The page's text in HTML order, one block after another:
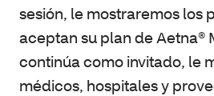
sesión, le mostraremos los
aceptan su plan de Aetna®
continúa como invitado, le
médicos, hospitales y